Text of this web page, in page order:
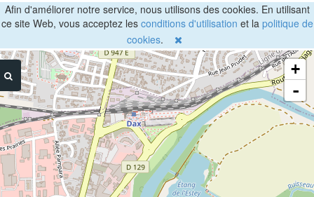
Afin d'améliorer notre service, nous utilisons des cookies. En utilisant
ce site Web, vous acceptez les conditions d'utilisation et la politique de
cookies.
+
-